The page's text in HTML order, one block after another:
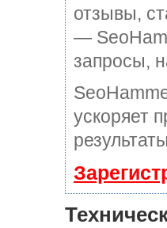
отзывы,
—
запросы,
ускоряет